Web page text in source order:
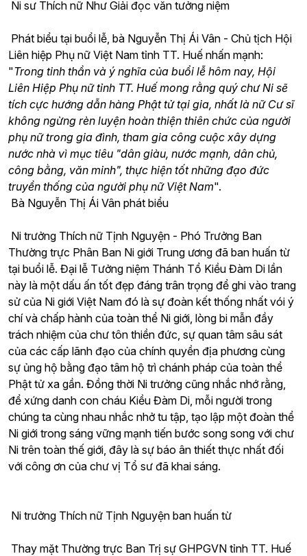
Ni sư Thích nữ Như Giải đọc văn tưởng niệm
Phát biểu tại buổi lễ, bà Nguyễn Thị Ái Vân - Chủ tịch Hội
Liên hiệp Phụ nữ Việt Nam tỉnh TT. Huế nhấn mạnh:
"Trong tinh thần và ý nghĩa của buổi lễ hôm nay, Hội
Liên Hiệp Phụ nữ tỉnh TT. Huế mong rằng quý chư Ni sẽ
tích cực hướng dẫn hàng Phật tử tại gia, nhất là nữ Cư sĩ
không ngừng rèn luyện hoàn thiện thiên chức của người
phụ nữ trong gia đình, tham gia công cuộc xây dựng
nước nhà vì mục tiêu "dân giàu, nước mạnh, dân chủ,
công bằng, văn minh", thực hiện tốt những đạo đức
truyền thống của người phụ nữ Việt Nam".
Bà Nguyễn Thị Ái Vân phát biểu
Ni trưởng Thích nữ Tịnh Nguyện - Phó Trưởng Ban
Thường trực Phân Ban Ni giới Trung ương đã ban huấn từ
tại buổi lễ. Đại lễ Tưởng niệm Thánh Tổ Kiều Đàm Di lần
này là một dấu ấn tốt đẹp đáng trân trọng để ghi vào trang
sử của Ni giới Việt Nam đó là sự đoàn kết thống nhất vói ý
chí và chấp hành của toàn thể Ni giới, lòng bi mẫn đầy
trách nhiệm của chư tôn thiền đức, sự quan tâm sâu sát
của các cấp lãnh đạo của chính quyền địa phương cùng
sự ủng hộ bằng đạo tâm hộ trì chánh pháp của toàn thể
Phật tử xa gần. Đồng thời Ni trưởng cũng nhắc nhớ rằng,
để xứng danh con cháu Kiều Đàm Di, mỗi người trong
chúng ta cùng nhau nhắc nhở tu tập, tạo lập một đoàn thể
Ni giới trong sáng vững mạnh tiến bước song song với chư
Ni trên toàn thế giới, đây là sự báo ân thiết thực nhất đối
với công ơn của chư vị Tổ sư đã khai sáng.
Ni trưởng Thích nữ Tịnh Nguyện ban huấn từ
Thay mặt Thường trực Ban Trị sự GHPGVN tỉnh TT. Huế